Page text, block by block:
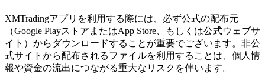
XMTradingアプリを利用する際には、必ず公式の配布元
（Google PlayストアまたはApp Store、もしくは公式ウェブサ
イト）からダウンロードすることが重要でございます。非公
式サイトから配布されるファイルを利用することは、個人情
報や資金の流出につながる重大なリスクを伴います。